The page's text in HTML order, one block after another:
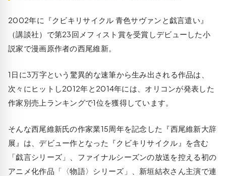
2002年に『クビキリサイクル 青色サヴァンと戯言遣い』
（講談社）で第23回メフィスト賞を受賞しデビューした小
説家で漫画原作者の西尾維新。
1日に3万字という驚異的な速筆から生み出される作品は、
次々にヒットし2012年と2014年には、オリコンが発表した
作家別売上ランキングで1位を獲得しています。
そんな西尾維新氏の作家業15周年を記念した『西尾維新大辞
展』は、デビュー作となった『クビキリサイクル』を含む
「戯言シリーズ」
、ファイナルシーズンの放送を控える初の
アニメ化作品 「〈物語〉シリーズ」
、新垣結衣さん主演で連